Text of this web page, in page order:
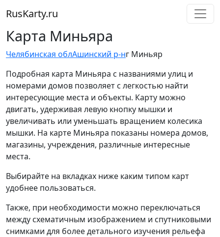
RusKarty.ru
Карта Миньяра
Челябинская облАшинский р-нг Миньяр
Подробная карта Миньяра с названиями улиц и
номерами домов позволяет с легкостью найти
интересующие места и объекты. Карту можно
двигать, удерживая левую кнопку мышки и
увеличивать или уменьшать вращением колесика
мышки. На карте Миньяра показаны номера домов,
магазины, учреждения, различные интересные
места.
Выбирайте на вкладках ниже каким типом карт
удобнее пользоваться.
Также, при необходимости можно переключаться
между схематичным изображением и спутниковыми
снимками для более детального изучения рельефа